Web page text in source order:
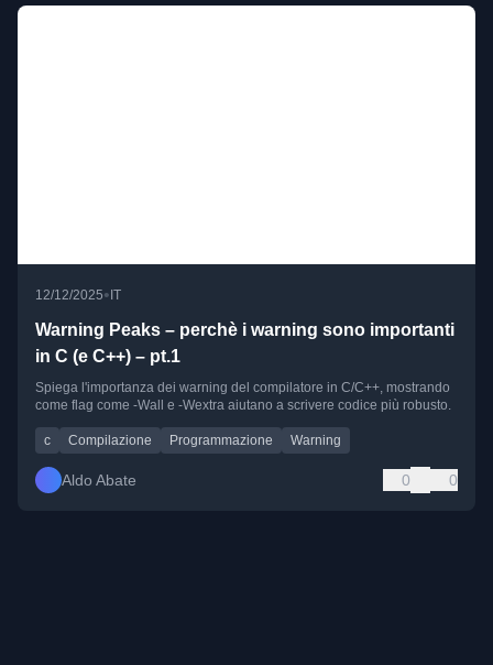
12/12/2025•IT
Warning Peaks – perchè i warning sono importanti
in C (e C++) – pt.1
Spiega l'importanza dei warning del compilatore in C/C++, mostrando
come flag come -Wall e -Wextra aiutano a scrivere codice più robusto.
c Compilazione Programmazione Warning
Aldo Abate 0 0